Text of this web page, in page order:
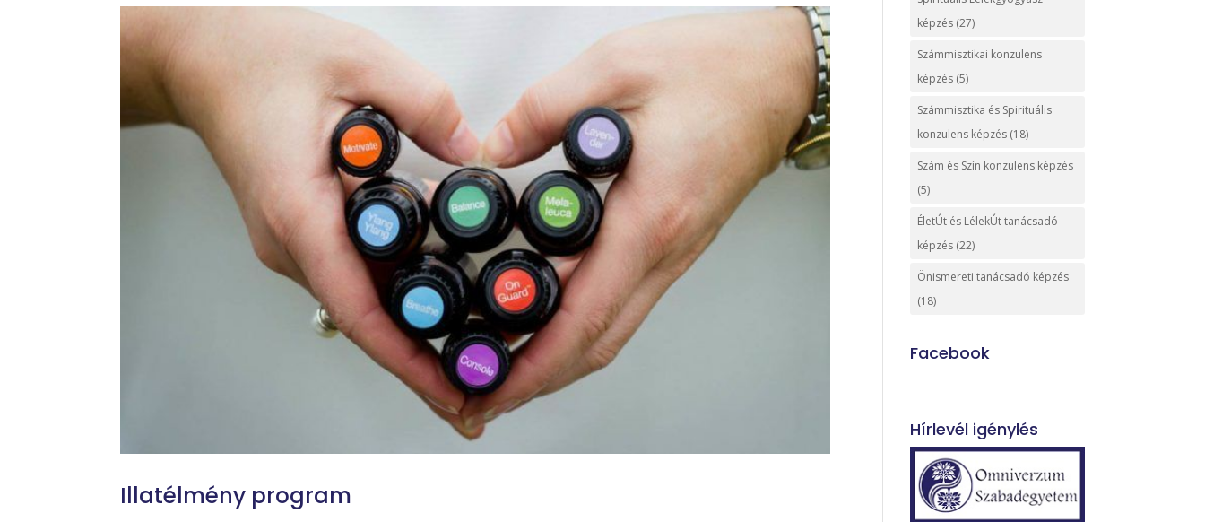
Illatélmény program
képzés (27)
Számmisztikai konzulens
képzés (5)
Számmisztika és Spirituális
konzulens képzés (18)
Szám és Szín konzulens képzés
(5)
ÉletÚt és LélekÚt tanácsadó
képzés (22)
Önismereti tanácsadó képzés
(18)
Facebook
Hírlevél igénylés